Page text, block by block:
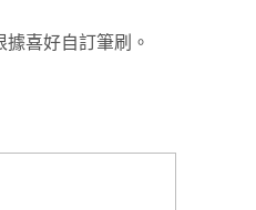
喜好自訂筆刷。